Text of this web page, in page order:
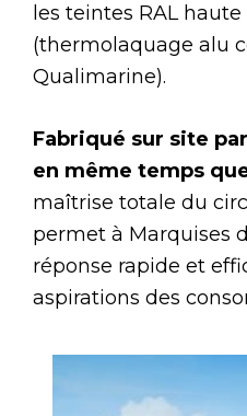
les teintes RAL
(thermolaquage alu
Qualimarine).
Fabriqué sur site
en même temps
maîtrise totale du
permet à Marquises
réponse rapide et
aspirations des